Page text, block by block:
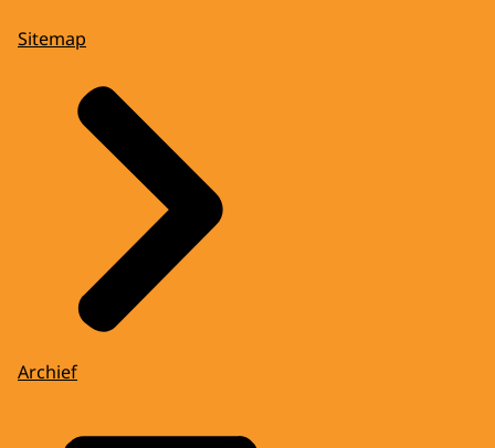
Sitemap
Archief